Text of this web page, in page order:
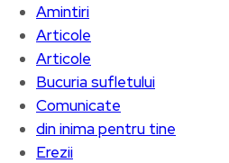
Amintiri
Articole
Articole
Bucuria sufletului
Comunicate
din inima pentru tine
Erezii